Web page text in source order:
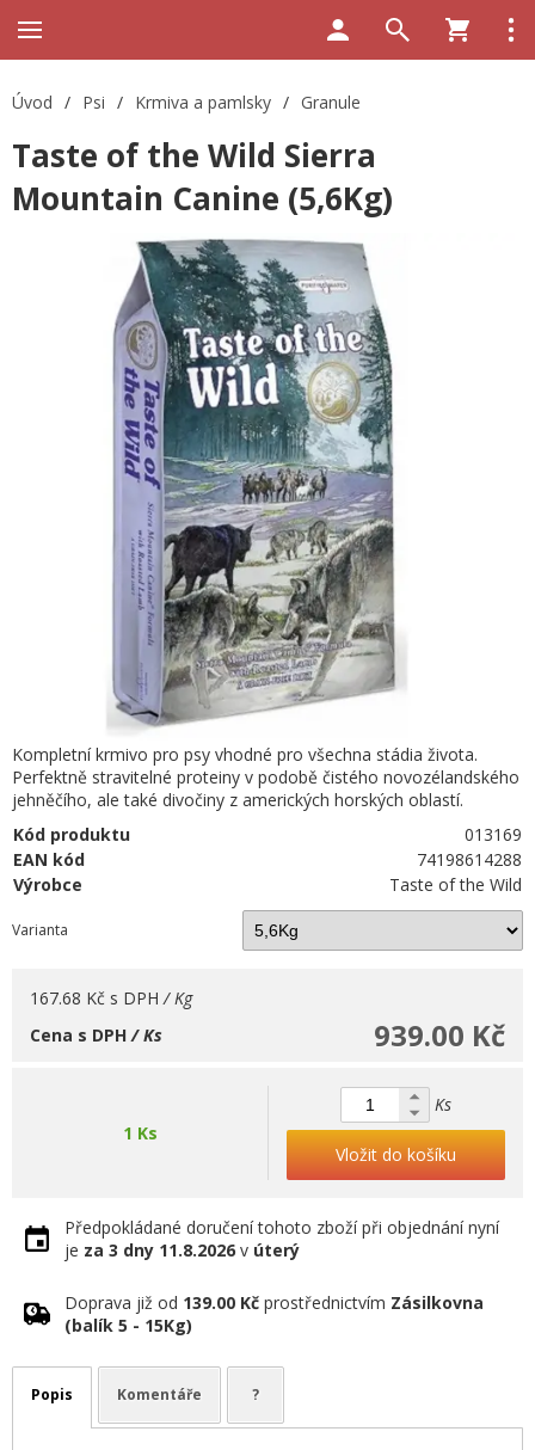
Úvod / Psi / Krmiva a pamlsky / Granule
Taste of the Wild Sierra
Mountain Canine (5,6Kg)
Kompletní krmivo pro psy vhodné pro všechna stádia života.
Perfektně stravitelné proteiny v podobě čistého novozélandského
jehněčího, ale také divočiny z amerických horských oblastí.
Kód produktu
013169
EAN kód
74198614288
Výrobce
Taste of the Wild
Varianta
167.68 Kč s DPH / Kg
939.00 Kč
Cena s DPH/ Ks
1 Ks
Ks
Vložit do košíku
Předpokládané doručení tohoto zboží při objednání nyní
je za 3 dny 11.8.2026 v úterý
Doprava již od 139.00 Kč prostřednictvím Zásilkovna
(balík 5 - 15Kg)
Popis Komentáře ?